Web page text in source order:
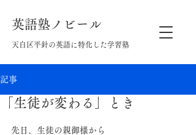
天白区平針の英語に特化した学習塾
英語塾ノビール
記事
「生徒が変わる」とき
先日、生徒の親御様から